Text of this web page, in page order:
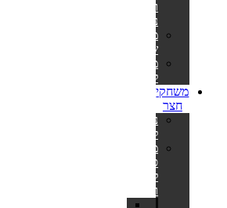
וציוד
נלווה
משקפות
שחייה
מטקות
לים
משחקי
חצר
נדנדות
לחצר
מתקני
סל
לחצר
ולבריכה